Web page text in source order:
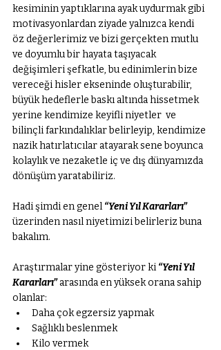
kesiminin yaptıklarına ayak uydurmak gibi
motivasyonlardan ziyade yalnızca kendi
öz değerlerimiz ve bizi gerçekten mutlu
ve doyumlu bir hayata taşıyacak
değişimleri şefkatle, bu edinimlerin bize
vereceği hisler ekseninde oluşturabilir,
büyük hedeflerle baskı altında hissetmek
yerine kendimize keyifli niyetler  ve
bilinçli farkındalıklar belirleyip, kendimize
nazik hatırlatıcılar atayarak sene boyunca
kolaylık ve nezaketle iç ve dış dünyamızda
dönüşüm yaratabiliriz.
Hadi şimdi en genel “Yeni Yıl Kararları”
üzerinden nasıl niyetimizi belirleriz buna
bakalım.
Araştırmalar yine gösteriyor ki “Yeni Yıl
Kararları” arasında en yüksek orana sahip
olanlar:
Daha çok egzersiz yapmak
Sağlıklı beslenmek
Kilo vermek